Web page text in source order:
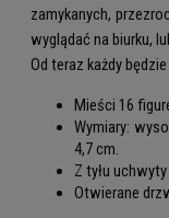
zamykanych,
wyglądać na biurku,
Od teraz każdy
Mieści 16
Wymiary:
4,7 cm.
Z tyłu
Otwierane